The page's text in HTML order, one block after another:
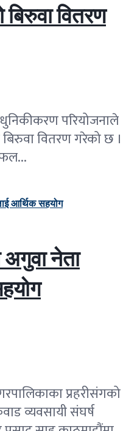
वितरण
परियोजनाले
बिरुवा वितरण गरेको छ ।
नेता
प्रहरीसंगको
व्यवसायी संघर्ष